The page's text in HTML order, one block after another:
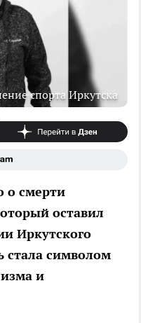
спорта Иркутска
о смерти
оставил
Иркутского
стала символом
и